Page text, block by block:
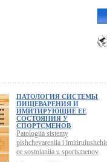
ПАТОЛОГИЯ СИСТЕМЫ
ПИЩЕВАРЕНИЯ И
ИМИТИРУЮЩИЕ ЕЕ
СОСТОЯНИЯ У
СПОРТСМЕНОВ
Patologiia sistemy
pishchevareniia i
ee sostoianiia u sportsmenov